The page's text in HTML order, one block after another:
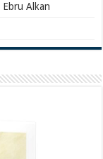
Ebru Alkan